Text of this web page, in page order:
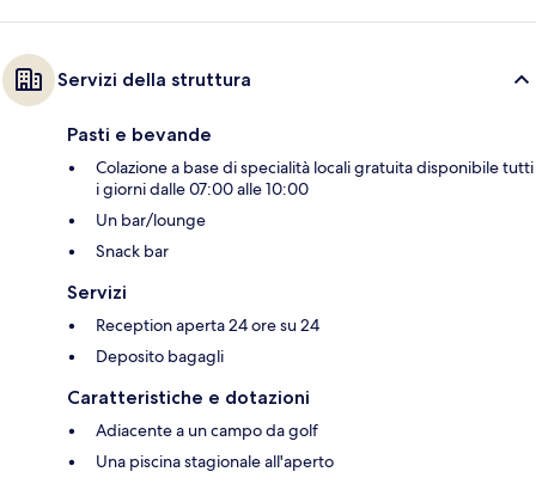
Servizi della struttura
Pasti e bevande
Colazione a base di specialità locali gratuita disponibile tutti
i giorni dalle 07:00 alle 10:00
Un bar/lounge
Snack bar
Servizi
Reception aperta 24 ore su 24
Deposito bagagli
Caratteristiche e dotazioni
Adiacente a un campo da golf
Una piscina stagionale all'aperto